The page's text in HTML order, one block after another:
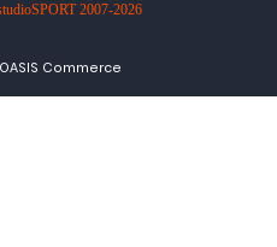
2007-2026
OASIS Commerce